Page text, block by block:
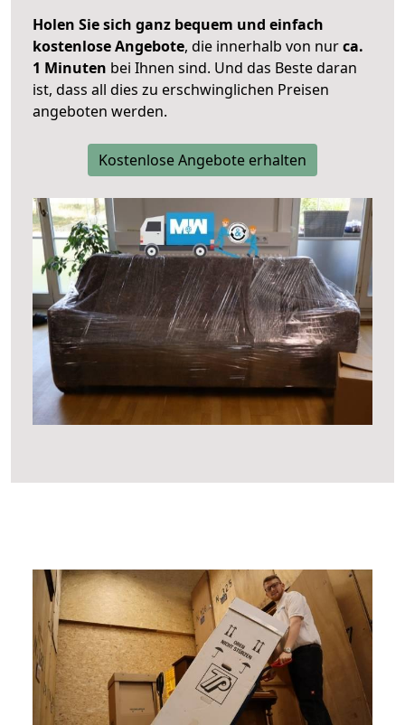
Holen Sie sich ganz bequem und einfach
kostenlose Angebote, die innerhalb von nurca.
1 Minuten bei Ihnen sind. Und das Beste daran
ist, dass all dies zu erschwinglichen Preisen
angeboten werden.
Kostenlose Angebote erhalten